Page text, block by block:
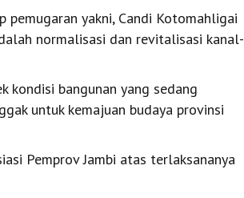
yakni, Candi Kotomahligai
normalisasi dan revitalisasi kanal-
kondisi bangunan yang sedang
untuk kemajuan budaya provinsi
Pemprov Jambi atas terlaksananya